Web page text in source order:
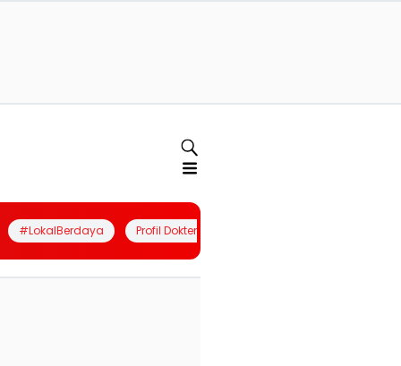
#LokalBerdaya Profil Dokter